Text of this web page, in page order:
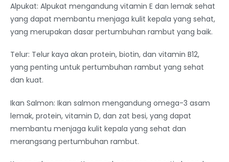
Alpukat: Alpukat mengandung vitamin E dan lemak sehat
yang dapat membantu menjaga kulit kepala yang sehat,
yang merupakan dasar pertumbuhan rambut yang baik.
Telur: Telur kaya akan protein, biotin, dan vitamin B12,
yang penting untuk pertumbuhan rambut yang sehat
dan kuat.
Ikan Salmon: Ikan salmon mengandung omega-3 asam
lemak, protein, vitamin D, dan zat besi, yang dapat
membantu menjaga kulit kepala yang sehat dan
merangsang pertumbuhan rambut.